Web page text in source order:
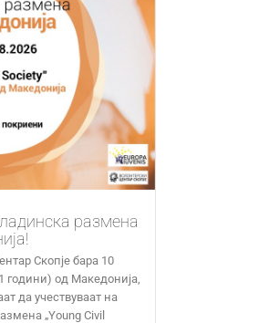
размена
Скопје бара 10
години) од Македонија,
да учествуваат на
„Young Civil